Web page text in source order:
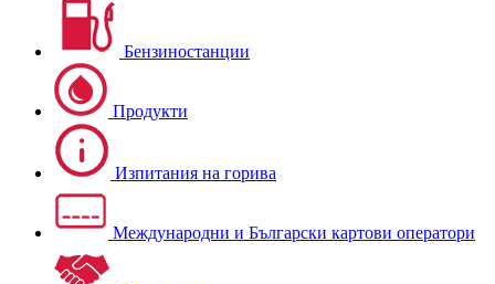
Бензиностанции
Продукти
Изпитания на горива
Международни и Български картови оператори